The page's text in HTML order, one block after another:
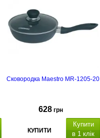
Сковородка Maestro MR-1205-20
628 грн
КУПИТИ
Купити
в 1 клік